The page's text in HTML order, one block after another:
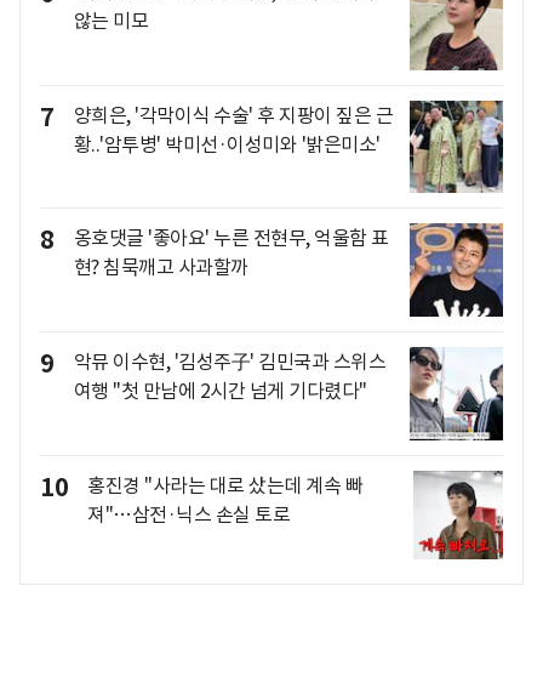
않는 미모
7
양희은, '각막이식 수술' 후 지팡이 짚은 근
황..'암투병' 박미선·이성미와 '밝은미소'
8
옹호댓글 '좋아요' 누른 전현무, 억울함 표
현? 침묵깨고 사과할까
9
악뮤 이수현, '김성주子' 김민국과 스위스
여행 "첫 만남에 2시간 넘게 기다렸다"
10
홍진경 "사라는 대로 샀는데 계속 빠
져"…삼전·닉스 손실 토로